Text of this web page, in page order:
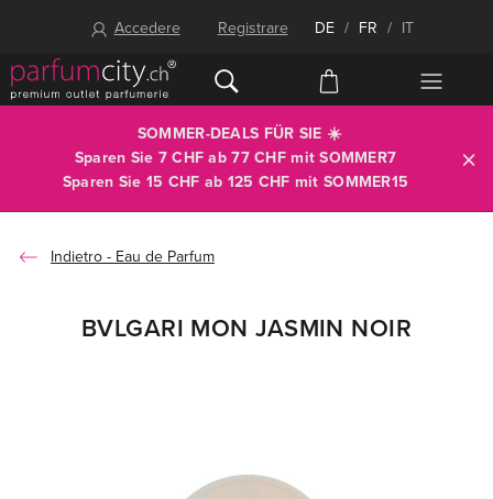
Accedere Registrare DE / FR / IT
SOMMER-DEALS FÜR SIE ☀️
Sparen Sie 7 CHF ab 77 CHF mitSOMMER7
Sparen Sie 15 CHF ab 125 CHF mit SOMMER15
Eau de Parfum
BVLGARI MON JASMIN NOIR